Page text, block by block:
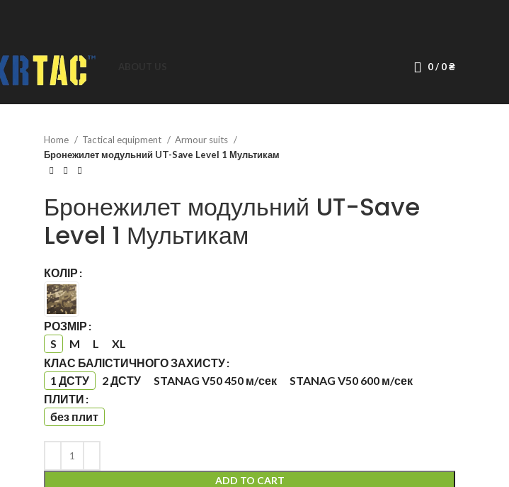
0/ 0₴
Home Tactical equipment
Armour suits
Бронежилет модульний UT-Save Level 1 Мультикам
Бронежилет модульний UT-Save
Level 1 Мультикам
КОЛІР
РОЗМІР
S
M L
XL
КЛАС БАЛІСТИЧНОГО ЗАХИСТУ
1 ДСТУ
2 ДСТУ STANAG V50 450 м/сек
STANAG V50 600 м/сек
ПЛИТИ
без плит
ADD TO CART